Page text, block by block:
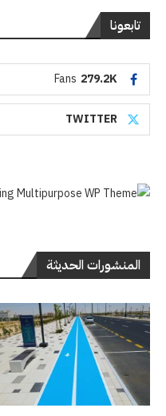
تابعونا
279.2K
Fans
TWITTER
المنشورات الحديثة